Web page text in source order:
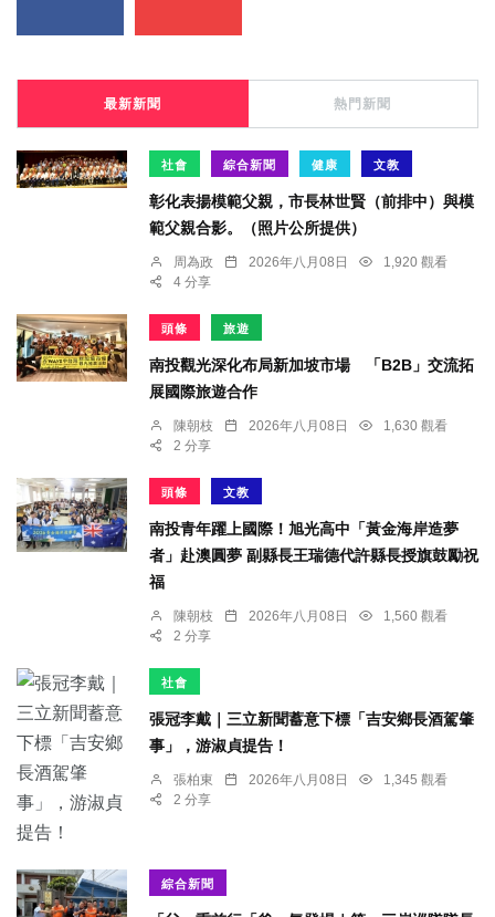
最新新聞 熱門新聞
社會 綜合新聞 健康 文教
彰化表揚模範父親，市長林世賢（前排中）與模
範父親合影。（照片公所提供）
周為政 2026年八月08日
1,920 觀看
4 分享
頭條 旅遊
南投觀光深化布局新加坡市場 「B2B」交流拓
展國際旅遊合作
陳朝枝 2026年八月08日
1,630 觀看
2 分享
頭條 文教
南投青年躍上國際！旭光高中「黃金海岸造夢
者」赴澳圓夢 副縣長王瑞德代許縣長授旗鼓勵祝
福
陳朝枝 2026年八月08日
1,560 觀看
2 分享
社會
張冠李戴｜三立新聞蓄意下標「吉安鄉長酒駕肇
事」，游淑貞提告！
張柏東 2026年八月08日
1,345 觀看
2 分享
綜合新聞